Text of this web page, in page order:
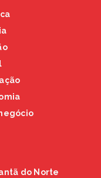
do Norte